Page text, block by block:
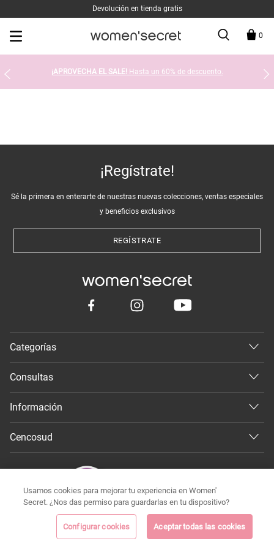
Devolución en tienda gratis
0
¡APROVECHA EL SALE! Hasta un 60% de descuento.
¡Regístrate!
Sé la primera en enterarte de nuestras nuevas colecciones, ventas especiales
y beneficios exclusivos
REGÍSTRATE
Categorías
Consultas
Información
Cencosud
Todos los derechos reservados 2026 ©
Usamos cookies para mejorar tu experiencia en Women'
Secret. ¿Nos das permiso para guardarlas en tu dispositivo?
Configurar cookies Aceptar todas las cookies